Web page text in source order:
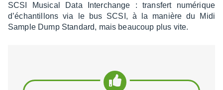
SCSI Musi­cal Data Inter­change : trans­fert numé­rique
d’échan­tillons via le bus SCSI, à la manière du Midi
Sample Dump Stan­dard, mais beau­coup plus vite.